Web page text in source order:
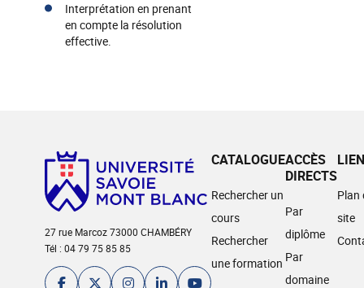
Interprétation en prenant
en compte la résolution
effective.
27 rue Marcoz 73000 CHAMBÉRY
Tél : 04 79 75 85 85
CATALOGUE
Rechercher un
cours
Rechercher
une formation
ACCÈS
DIRECTS
Par
diplôme
Par
domaine
Plan
site